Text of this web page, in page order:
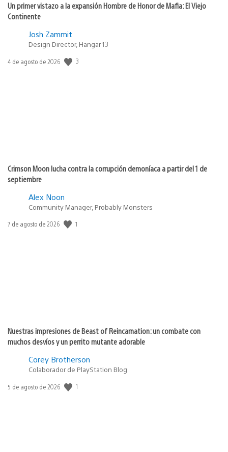
Un primer vistazo a la expansión Hombre de Honor de Mafia: El Viejo
Continente
Josh Zammit
Design Director, Hangar 13
Fecha
4 de agosto de 2026 3
Crimson Moon lucha contra la corrupción demoníaca a partir del 1 de
septiembre
Alex Noon
Community Manager, Probably Monsters
Fecha
7 de agosto de 2026 1
Nuestras impresiones de Beast of Reincarnation: un combate con
muchos desvíos y un perrito mutante adorable
Corey Brotherson
Colaborador de PlayStation Blog
Fecha
5 de agosto de 2026 1